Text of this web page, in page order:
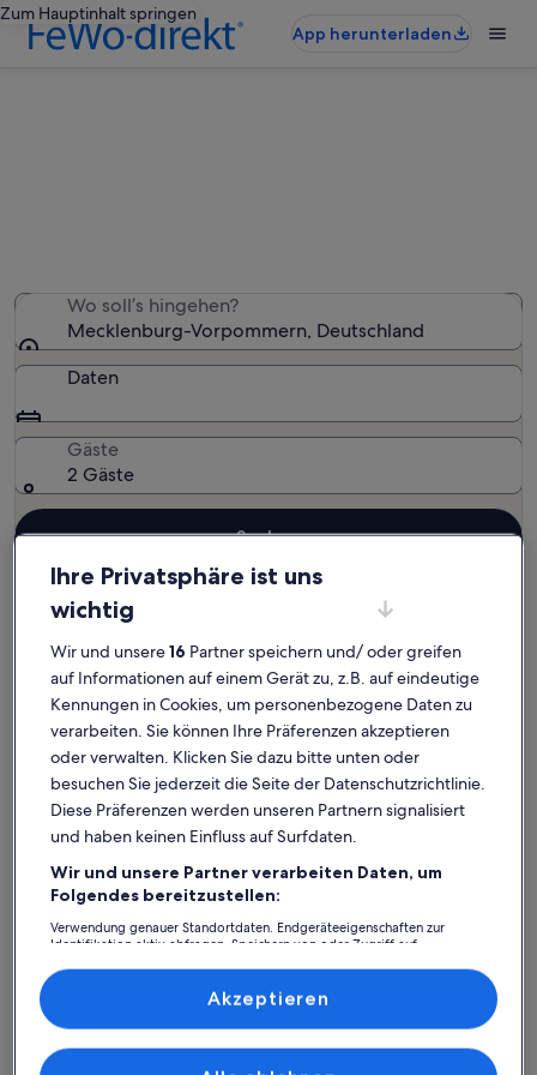
Zum Hauptinhalt springen
App herunterladen
Wo soll’s hingehen?
Mecklenburg-Vorpommern, Deutschland
Daten
Gäste
2 Gäste
Suchen
Deutschland
Ferienunterkünfte mit Whirlpool in Mecklenburg-Vorpommern
Mecklenburg-Vorpommern:
Entdecke Ferienunterkünfte mit
Whirlpool
Weitere Infos zu Mariandl am Meer
Ihre Privatsphäre ist uns
wichtig
Wir und unsere16 Partner speichern und/ oder greifen
auf Informationen auf einem Gerät zu, z.B. auf eindeutige
Kennungen in Cookies, um personenbezogene Daten zu
verarbeiten. Sie können Ihre Präferenzen akzeptieren
oder verwalten. Klicken Sie dazu bitte unten oder
besuchen Sie jederzeit die Seite der Datenschutzrichtlinie.
Diese Präferenzen werden unseren Partnern signalisiert
und haben keinen Einfluss auf Surfdaten.
Wir und unsere Partner verarbeiten Daten, um
Folgendes bereitzustellen:
Verwendung genauer Standortdaten. Endgeräteeigenschaften zur
Identifikation aktiv abfragen. Speichern von oder Zugriff auf
Inhalte, Messung von Werbeleistung und der Performance von Inhalten,
Zielgruppenforschung sowie Entwicklung und Verbesserung von
Liste der Partner (Lieferanten)
Akzeptieren